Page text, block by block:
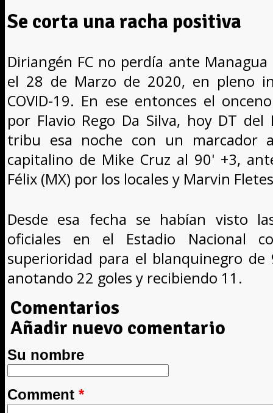
Se corta una racha positiva
Diriangén FC no perdía ante
el 28 de Marzo de 2020, en pleno
COVID-19. En ese entonces el
por Flavio Rego Da Silva, hoy DT del
tribu esa noche con un marcador
capitalino de Mike Cruz al 90' +3,
Félix (MX) por los locales y Marvin
Desde esa fecha se habían visto
oficiales en el Estadio Nacional
superioridad para el blanquinegro
anotando 22 goles y recibiendo 11.
Comentarios
Añadir nuevo comentario
Su nombre
Comment *